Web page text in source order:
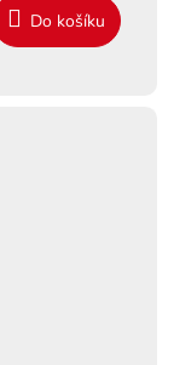
Do košíku